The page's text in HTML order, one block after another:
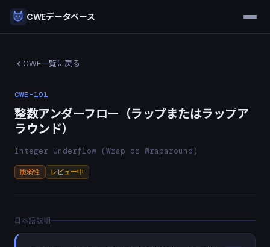
CWEデータベース
CWE一覧に戻る
CWE-191
整数アンダーフロー（ラップまたはラップア
ラウンド）
Integer Underflow (Wrap or Wraparound)
脆弱性 レビュー中
日本語説明